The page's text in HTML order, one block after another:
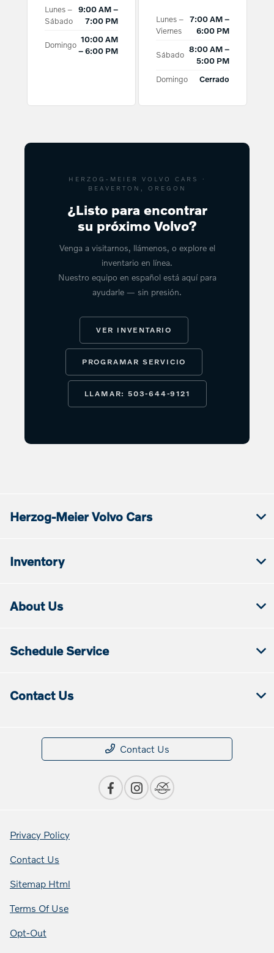
Lunes –
Sábado
9:00 AM –
7:00 PM
Domingo
10:00 AM
– 6:00 PM
Lunes –
Viernes
7:00 AM –
6:00 PM
Sábado
8:00 AM –
5:00 PM
Domingo
Cerrado
HERZOG-MEIER VOLVO CARS ·
BEAVERTON, OREGON
¿Listo para encontrar
su próximo Volvo?
Venga a visitarnos, llámenos, o explore el
inventario en línea.
Nuestro equipo en español está aquí para
ayudarle — sin presión.
VER INVENTARIO
PROGRAMAR SERVICIO
LLAMAR: 503-644-9121
Herzog-Meier Volvo Cars
Inventory
About Us
Schedule Service
Contact Us
Contact Us
Privacy Policy
Contact Us
Sitemap Html
Terms Of Use
Opt-Out